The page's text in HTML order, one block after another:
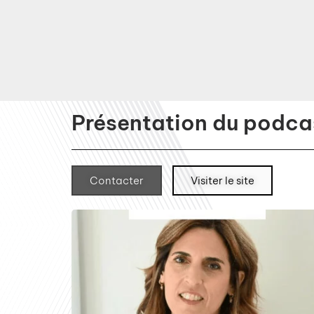
Présentation du
Contacter Visiter le site